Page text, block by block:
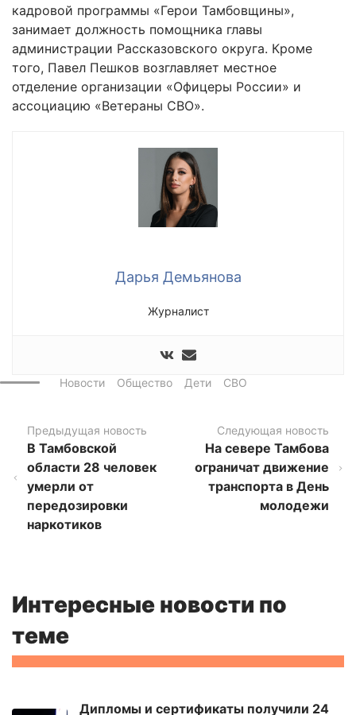
кадровой программы «Герои Тамбовщины»,
занимает должность помощника главы
администрации Рассказовского округа. Кроме
того, Павел Пешков возглавляет местное
отделение организации «Офицеры России» и
ассоциацию «Ветераны СВО».
Дарья Демьянова
Журналист
Новости Общество Дети СВО
Предыдущая новость
В Тамбовской
области 28 человек
умерли от
передозировки
наркотиков
Следующая новость
На севере Тамбова
ограничат движение
транспорта в День
молодежи
Интересные новости по
теме
Дипломы и сертификаты получили 24